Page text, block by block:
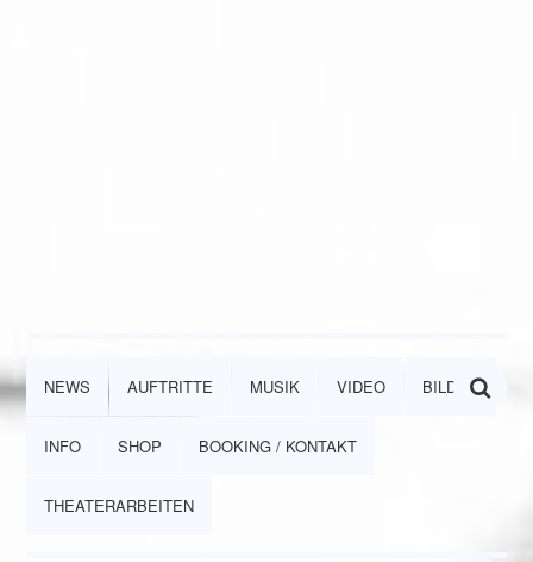
NEWS AUFTRITTE MUSIK VIDEO BILDER
INFO SHOP BOOKING / KONTAKT
THEATERARBEITEN